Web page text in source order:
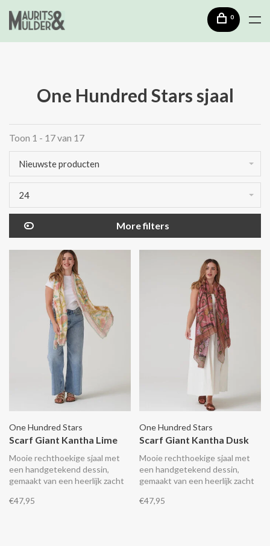
0
One Hundred Stars sjaal
Toon 1 - 17 van 17
Nieuwste producten
24
More filters
One Hundred Stars
Scarf Giant Kantha Lime
Mooie rechthoekige sjaal met
een handgetekend dessin,
gemaakt van een heerlijk zacht
materiaal wat aanvoelt als zijde.
€47,95
One Hundred Stars
Scarf Giant Kantha Dusk
Mooie rechthoekige sjaal met
een handgetekend dessin,
gemaakt van een heerlijk zacht
materiaal wat aanvoelt als zijde.
€47,95